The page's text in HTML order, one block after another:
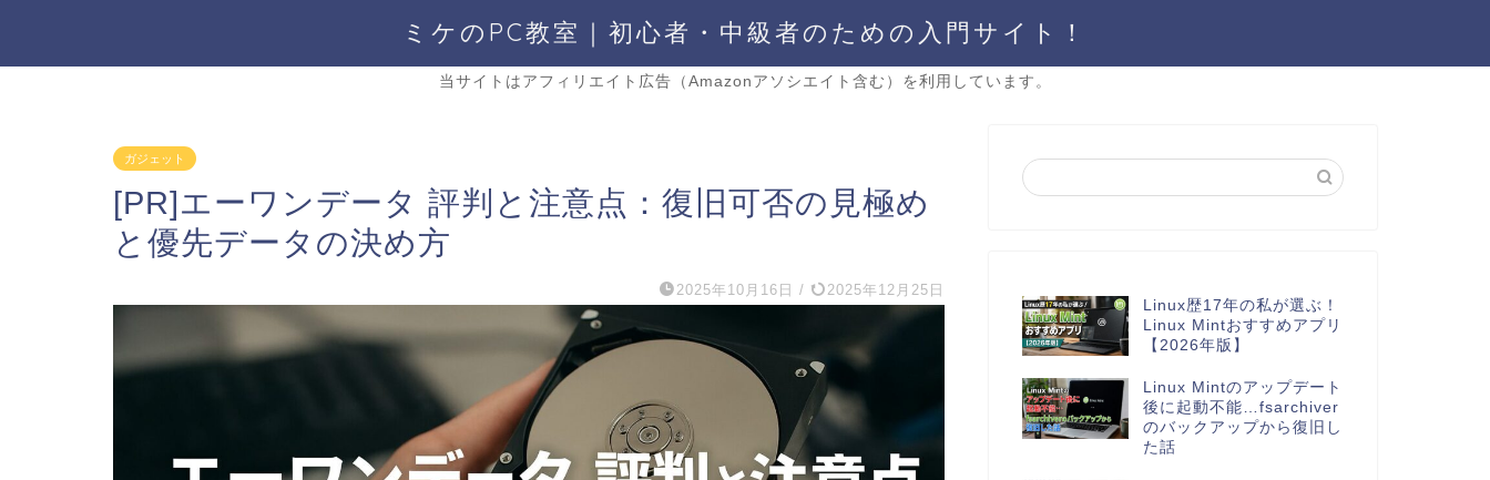
ミケのPC教室｜初心者・中級者のための入門サイト！
当サイトはアフィリエイト広告（Amazonアソシエイト含む）を利用しています。
ガジェット
[PR]エーワンデータ 評判と注意点：復旧可否の見極め
と優先データの決め方
2025年10月16日 / 2025年12月25日
Linux歴17年の私が選ぶ！
Linux Mintおすすめアプリ
【2026年版】
Linux Mintのアップデート
後に起動不能…fsarchiver
のバックアップから復旧し
た話